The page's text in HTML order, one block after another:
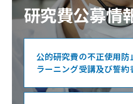
研究費公募情
公的研究費の不正使用
ラーニング受講及び誓約